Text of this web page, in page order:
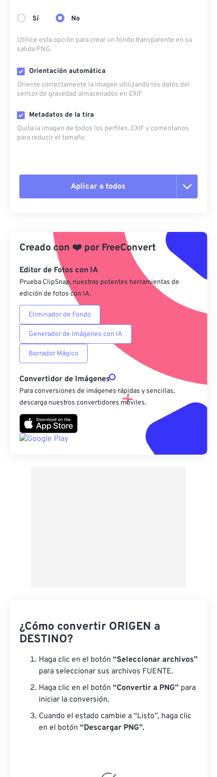
Sí No
Utilice esta opción para crear un fondo transparente en su
salida PNG.
Orientación automática
Oriente correctamente la imagen utilizando los datos del
sensor de gravedad almacenados en EXIF
Metadatos de la tira
Quita la imagen de todos los perfiles, EXIF ​​y comentarios
para reducir el tamaño
Aplicar a todos
Aplicar desde el ajuste preestablecido
Guardar como preestablecido
Creado con ❤️ por FreeConvert
Editor de Fotos con IA
Prueba ClipSnap, nuestras potentes herramientas de
edición de fotos con IA.
Eliminador de Fondo
Generador de Imágenes con IA
Borrador Mágico
Convertidor de Imágenes
Para conversiones de imágenes rápidas y sencillas,
descarga nuestros convertidores móviles.
¿Cómo convertir ORIGEN a
DESTINO?
Haga clic en el botón “Seleccionar archivos”
para seleccionar sus archivos FUENTE.
Haga clic en el botón “Convertir a PNG” para
iniciar la conversión.
Cuando el estado cambie a “Listo”, haga clic
en el botón “Descargar PNG”.